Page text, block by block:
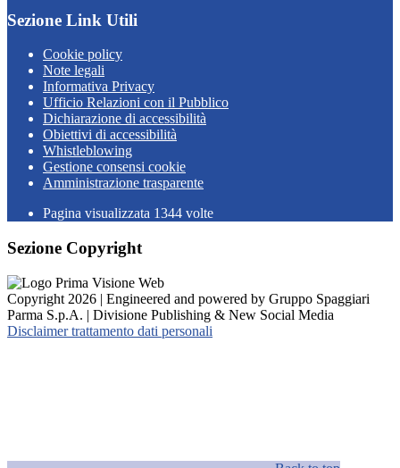
Sezione Link Utili
Cookie policy
Note legali
Informativa Privacy
Ufficio Relazioni con il Pubblico
Dichiarazione di accessibilità
Obiettivi di accessibilità
Whistleblowing
Gestione consensi cookie
Amministrazione trasparente
Pagina visualizzata 1344 volte
Sezione Copyright
Copyright 2026 | Engineered and powered by Gruppo Spaggiari
Parma S.p.A. | Divisione Publishing & New Social Media
Disclaimer trattamento dati personali